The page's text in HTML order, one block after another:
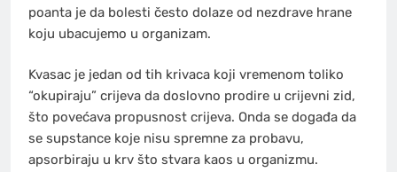
poanta je da bolesti često dolaze od nezdrave hrane
koju ubacujemo u organizam.
Kvasac je jedan od tih krivaca koji vremenom toliko
“okupiraju” crijeva da doslovno prodire u crijevni zid,
što povećava propusnost crijeva. Onda se događa da
se supstance koje nisu spremne za probavu,
apsorbiraju u krv što stvara kaos u organizmu.